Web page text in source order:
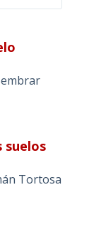
suelos
Tortosa